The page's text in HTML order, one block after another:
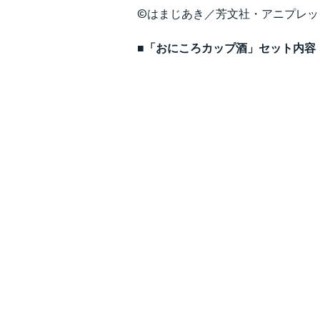
©はまじあき／芳文社・アニプレ
■「おにころカップ酒」セット内容